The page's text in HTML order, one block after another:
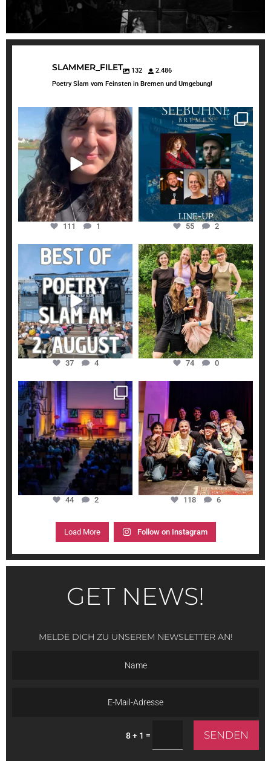
SLAMMER_FILET 132
2.486
Poetry Slam vom Feinsten in Bremen und Umgebung!
slammer_filet
Juli 29
111 1
slammer_filet
Juli 23
55 2
slammer_filet
Juli 13
37 4
slammer_filet
Mai 30
74 0
slammer_filet
44 2 118 6
Load More Follow on Instagram
GET NEWS!
MELDE DICH ZU UNSEREM NEWSLETTER AN!
8 + 1 = SENDEN